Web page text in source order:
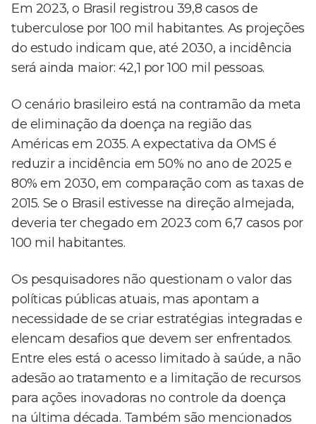
Em 2023, o Brasil registrou 39,8 casos de
tuberculose por 100 mil habitantes. As projeções
do estudo indicam que, até 2030, a incidência
será ainda maior: 42,1 por 100 mil pessoas.
O cenário brasileiro está na contramão da meta
de eliminação da doença na região das
Américas em 2035. A expectativa da OMS é
reduzir a incidência em 50% no ano de 2025 e
80% em 2030, em comparação com as taxas de
2015. Se o Brasil estivesse na direção almejada,
deveria ter chegado em 2023 com 6,7 casos por
100 mil habitantes.
Os pesquisadores não questionam o valor das
políticas públicas atuais, mas apontam a
necessidade de se criar estratégias integradas e
elencam desafios que devem ser enfrentados.
Entre eles está o acesso limitado à saúde, a não
adesão ao tratamento e a limitação de recursos
para ações inovadoras no controle da doença
na última década. Também são mencionados